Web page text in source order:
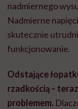
nadmiernego
Nadmierne
skutecznie
funkcjonowanie.
Odstające
rzadkością –
problemem.